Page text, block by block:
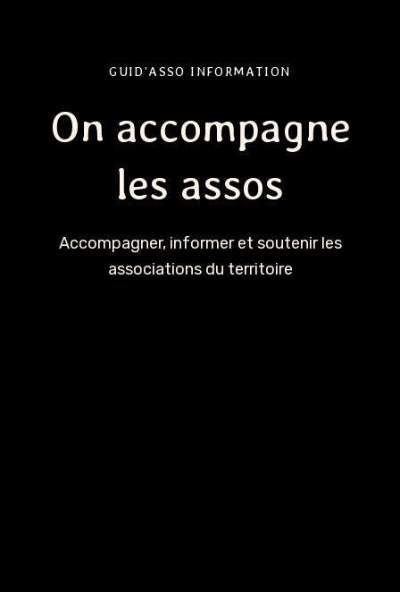
GUID’ASSO INFORMATION
On accompagne
les assos
Accompagner, informer et soutenir les
associations du territoire